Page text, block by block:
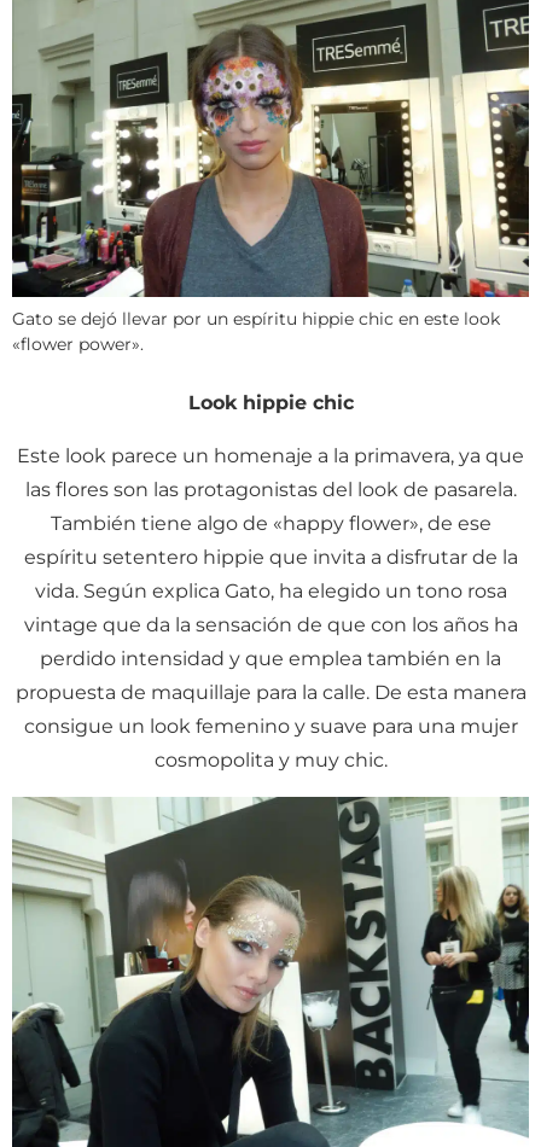
Gato se dejó llevar por un espíritu hippie chic en este look
«flower power».
Look hippie chic
Este look parece un homenaje a la primavera, ya que
las flores son las protagonistas del look de pasarela.
También tiene algo de «happy flower», de ese
espíritu setentero hippie que invita a disfrutar de la
vida. Según explica Gato, ha elegido un tono rosa
vintage que da la sensación de que con los años ha
perdido intensidad y que emplea también en la
propuesta de maquillaje para la calle. De esta manera
consigue un look femenino y suave para una mujer
cosmopolita y muy chic.